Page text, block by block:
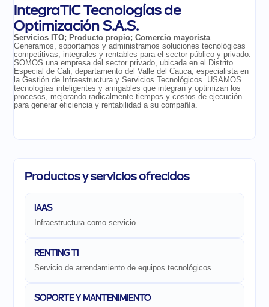
IntegraTIC Tecnologías de
Optimización S.A.S.
Servicios ITO; Producto propio;Comercio mayorista
Generamos, soportamos y administramos soluciones tecnológicas
competitivas, integrales y rentables para el sector público y privado.
SOMOS una empresa del sector privado, ubicada en el Distrito
Especial de Cali, departamento del Valle del Cauca, especialista en
la Gestión de Infraestructura y Servicios Tecnológicos. USAMOS
tecnologías inteligentes y amigables que integran y optimizan los
procesos, mejorando radicalmente tiempos y costos de ejecución
para generar eficiencia y rentabilidad a su compañía.
Productos y servicios ofrecidos
IAAS
Infraestructura como servicio
RENTING TI
Servicio de arrendamiento de equipos tecnológicos
SOPORTE Y MANTENIMIENTO